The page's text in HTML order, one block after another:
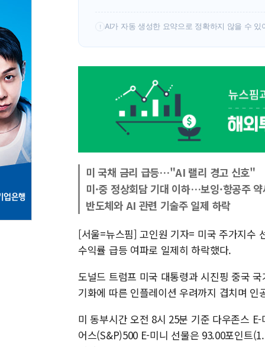
! AI가 자동 생성한 요약으로 정확하지 않을 수 있
미 국채 금리 급등…"AI 랠리 경고 신호"
미·중 정상회담 기대 이하…보잉·항공주
반도체와 AI 관련 기술주 일제 하락
[서울=뉴스핌] 고인원 기자= 미국 주가지수
수익률 급등 여파로 일제히 하락했다.
도널드 트럼프 미국 대통령과 시진핑 중국
기화에 따른 인플레이션 우려까지 겹치며
미 동부시간 오전 8시 25분 기준 다우존스
어스(S&P)500 E-미니 선물은 93.00포인트